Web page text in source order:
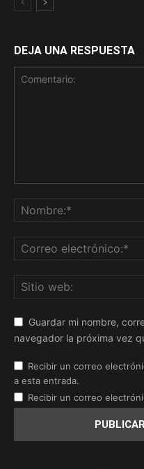
DEJA UNA RESPUESTA
Guardar mi nombre,
navegador la próxima vez
Recibir un correo
a esta entrada.
Recibir un correo